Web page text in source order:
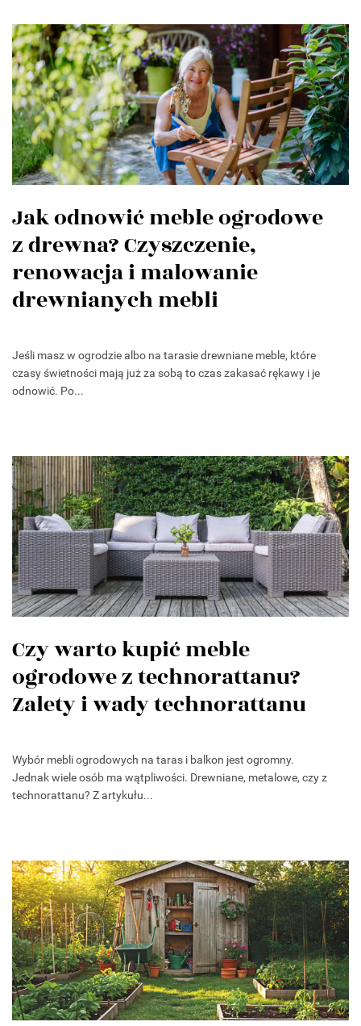
Jak odnowić meble ogrodowe
z drewna? Czyszczenie,
renowacja i malowanie
drewnianych mebli
Jeśli masz w ogrodzie albo na tarasie drewniane meble, które
czasy świetności mają już za sobą to czas zakasać rękawy i je
odnowić. Po...
Czy warto kupić meble
ogrodowe z technorattanu?
Zalety i wady technorattanu
Wybór mebli ogrodowych na taras i balkon jest ogromny.
Jednak wiele osób ma wątpliwości. Drewniane, metalowe, czy z
technorattanu? Z artykułu...